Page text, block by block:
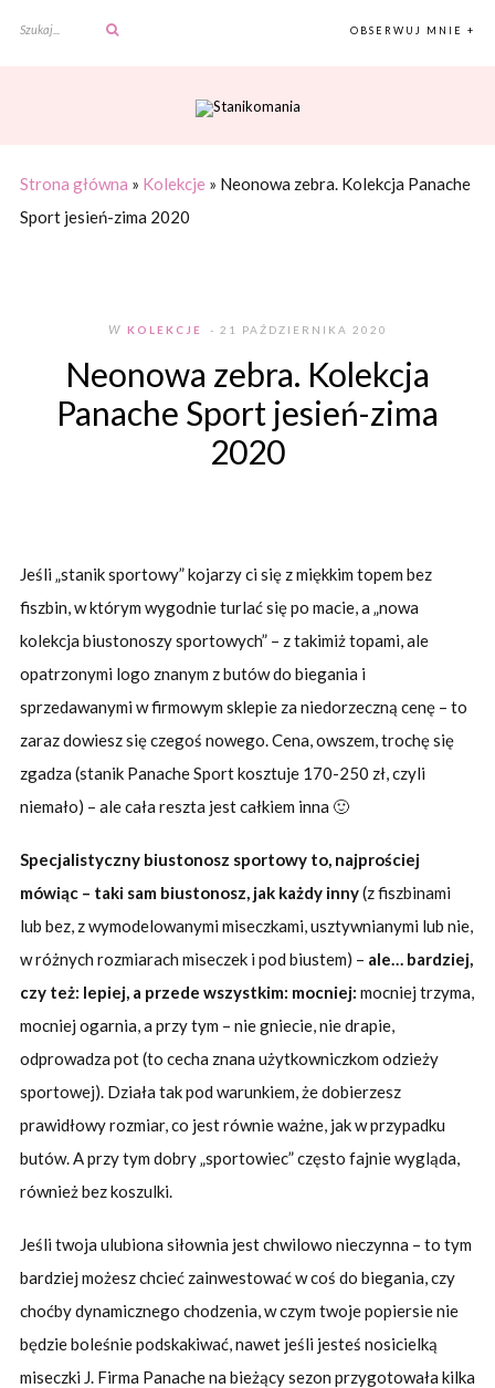
OBSERWUJ MNIE +
Strona główna » Kolekcje » Neonowa zebra. Kolekcja Panache
Sport jesień-zima 2020
W KOLEKCJE - 21 PAŹDZIERNIKA 2020
Neonowa zebra. Kolekcja
Panache Sport jesień-zima
2020
Jeśli „stanik sportowy” kojarzy ci się z miękkim topem bez
fiszbin, w którym wygodnie turlać się po macie, a „nowa
kolekcja biustonoszy sportowych” – z takimiż topami, ale
opatrzonymi logo znanym z butów do biegania i
sprzedawanymi w firmowym sklepie za niedorzeczną cenę – to
zaraz dowiesz się czegoś nowego. Cena, owszem, trochę się
zgadza (stanik Panache Sport kosztuje 170-250 zł, czyli
niemało) – ale cała reszta jest całkiem inna 🙂
Specjalistyczny biustonosz sportowy to, najprościej
mówiąc – taki sam biustonosz, jak każdy inny(z fiszbinami
lub bez, z wymodelowanymi miseczkami, usztywnianymi lub nie,
w różnych rozmiarach miseczek i pod biustem) – ale… bardziej,
czy też: lepiej, a przede wszystkim: mocniej: mocniej trzyma,
mocniej ogarnia, a przy tym – nie gniecie, nie drapie,
odprowadza pot (to cecha znana użytkowniczkom odzieży
sportowej). Działa tak pod warunkiem, że dobierzesz
prawidłowy rozmiar, co jest równie ważne, jak w przypadku
butów. A przy tym dobry „sportowiec” często fajnie wygląda,
również bez koszulki.
Jeśli twoja ulubiona siłownia jest chwilowo nieczynna – to tym
bardziej możesz chcieć zainwestować w coś do biegania, czy
choćby dynamicznego chodzenia, w czym twoje popiersie nie
będzie boleśnie podskakiwać, nawet jeśli jesteś nosicielką
miseczki J. Firma Panache na bieżący sezon przygotowała kilka